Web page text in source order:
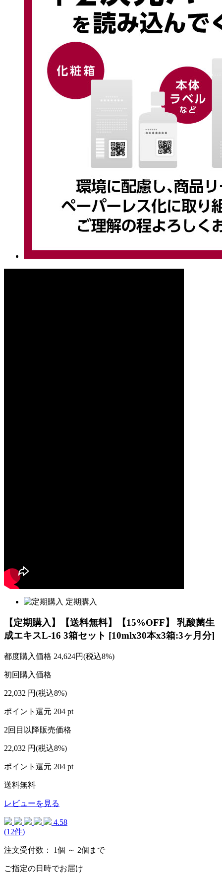
定期購入
【定期購入】【送料無料】【15%OFF】 乳酸菌生
成エキスL-16 3箱セット [10mlx30本x3箱:3ヶ月分]
都度購入価格 24,624円(税込8%)
初回購入価格
22,032 円(税込8%)
ポイント還元 204 pt
2回目以降販売価格
22,032 円(税込8%)
ポイント還元 204 pt
送料無料
レビューを見る
4.58
(12件)
注文受付数： 1個 ～ 2個まで
ご指定の日時でお届け